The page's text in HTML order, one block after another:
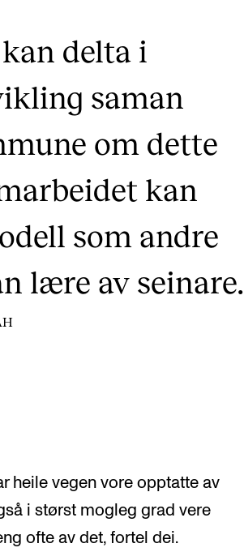
delta i
saman
om dette
kan
som andre
lære av seinare.
heile vegen vore opptatte av
i størst mogleg grad vere
ofte av det, fortel dei.